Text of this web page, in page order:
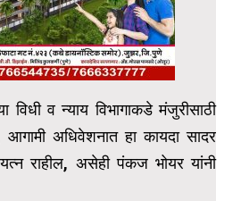
विधी व न्याय विभागाकडे मंजुरीसाठी
अधिवेशनात हा कायदा सादर
राहील, असेही पंकज भोयर यांनी